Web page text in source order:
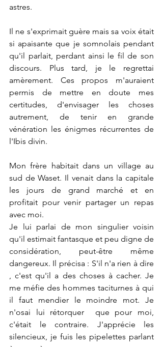
astres.
Il ne s'exprimait guère mais sa voix était
si apaisante que je somnolais pendant
qu'il parlait, perdant ainsi le fil de son
discours. Plus tard, je le regrettai
amèrement. Ces propos m'auraient
permis de mettre en doute mes
certitudes, d'envisager les choses
autrement, de tenir en grande
vénération les énigmes récurrentes de
l'Ibis divin.
Mon frère habitait dans un village au
sud de Waset. Il venait dans la capitale
les jours de grand marché et en
profitait pour venir partager un repas
avec moi.
Je lui parlai de mon singulier voisin
qu'il estimait fantasque et peu digne de
considération, peut-être même
dangereux. Il précisa : S'il n'a rien à dire
, c'est qu'il a des choses à cacher. Je
me méfie des hommes taciturnes à qui
il faut mendier le moindre mot. Je
n'osai lui rétorquer  que pour moi,
c'était le contraire. J'apprécie les
silencieux, je fuis les pipelettes parlant